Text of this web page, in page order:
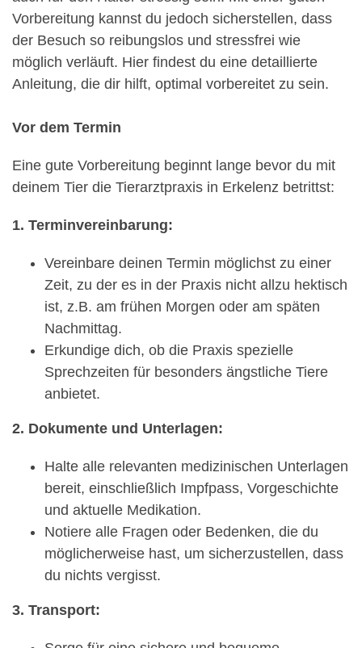
Vorbereitung kannst du jedoch sicherstellen, dass
der Besuch so reibungslos und stressfrei wie
möglich verläuft. Hier findest du eine detaillierte
Anleitung, die dir hilft, optimal vorbereitet zu sein.
Vor dem Termin
Eine gute Vorbereitung beginnt lange bevor du mit
deinem Tier die Tierarztpraxis in Erkelenz betrittst:
1. Terminvereinbarung:
Vereinbare deinen Termin möglichst zu einer
Zeit, zu der es in der Praxis nicht allzu hektisch
ist, z.B. am frühen Morgen oder am späten
Nachmittag.
Erkundige dich, ob die Praxis spezielle
Sprechzeiten für besonders ängstliche Tiere
anbietet.
2. Dokumente und Unterlagen:
Halte alle relevanten medizinischen Unterlagen
bereit, einschließlich Impfpass, Vorgeschichte
und aktuelle Medikation.
Notiere alle Fragen oder Bedenken, die du
möglicherweise hast, um sicherzustellen, dass
du nichts vergisst.
3. Transport: